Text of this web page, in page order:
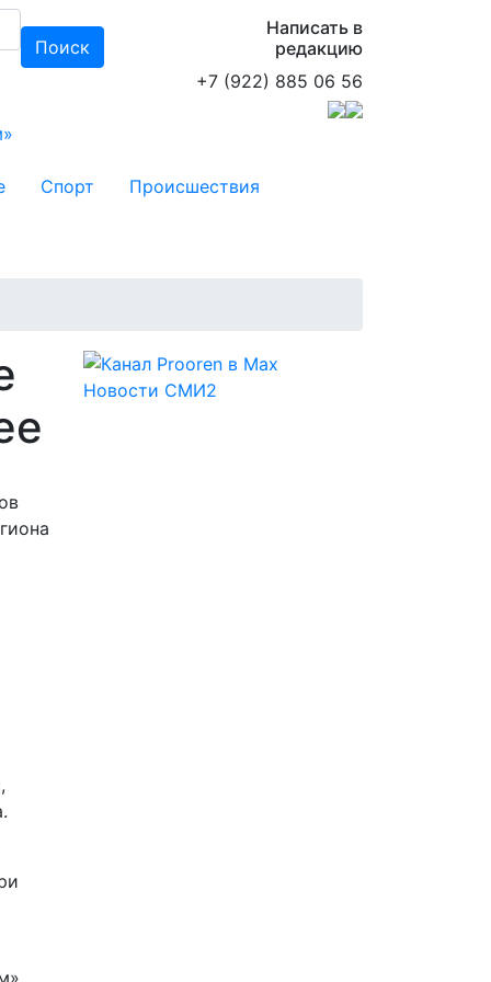
Написать в
редакцию
+7 (922) 885 06 56
Поиск
Спорт
Происшествия
Новости СМИ2